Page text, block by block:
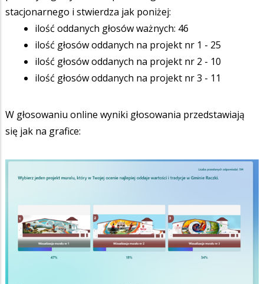
stacjonarnego i stwierdza jak poniżej:
ilość oddanych głosów ważnych: 46
ilość głosów oddanych na projekt nr 1 - 25
ilość głosów oddanych na projekt nr 2 - 10
ilość głosów oddanych na projekt nr 3 - 11
W głosowaniu online wyniki głosowania przedstawiają
się jak na grafice: